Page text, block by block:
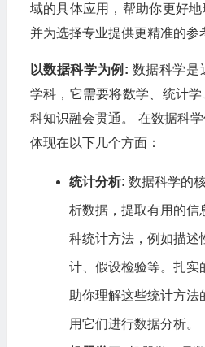
域的具体应用，帮助你更好地
并为选择专业提供更精准的参
以数据科学为例: 数据科学是
学科，它需要将数学、统计
科知识融会贯通。 在数据科
体现在以下几个方面：
统计分析: 数据科学的
析数据，提取有用的信
种统计方法，例如描述
计、假设检验等。扎实
助你理解这些统计方法
用它们进行数据分析。